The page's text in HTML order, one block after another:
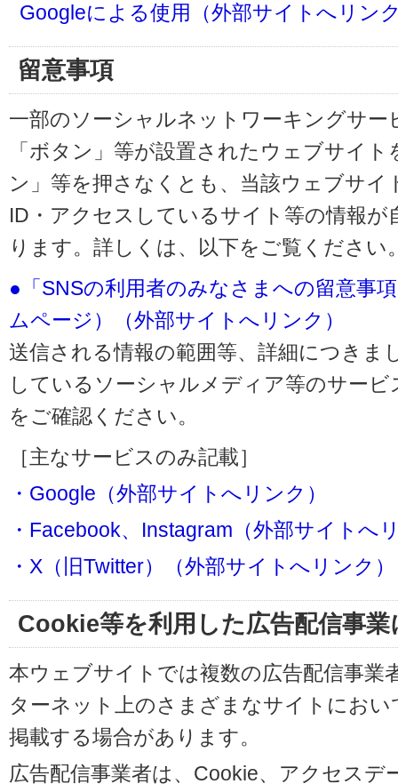
Googleによる使用（外部サイトへリン
留意事項
一部のソーシャルネットワーキングサー
「ボタン」等が設置されたウェブサイ
ン」等を押さなくとも、当該ウェブサイ
ID・アクセスしているサイト等の情報
ります。詳しくは、以下をご覧ください
●「SNSの利用者のみなさまへの留意事
ムページ）（外部サイトへリンク）
送信される情報の範囲等、詳細につきま
しているソーシャルメディア等のサー
をご確認ください。
［主なサービスのみ記載］
・Google（外部サイトへリンク）
・Facebook、Instagram（外部サイトへ
・X（旧Twitter）（外部サイトへリンク）
Cookie等を利用した広告配信事
本ウェブサイトでは複数の広告配信事業
ターネット上のさまざまなサイトにお
掲載する場合があります。
広告配信事業者は、Cookie、アクセスデ